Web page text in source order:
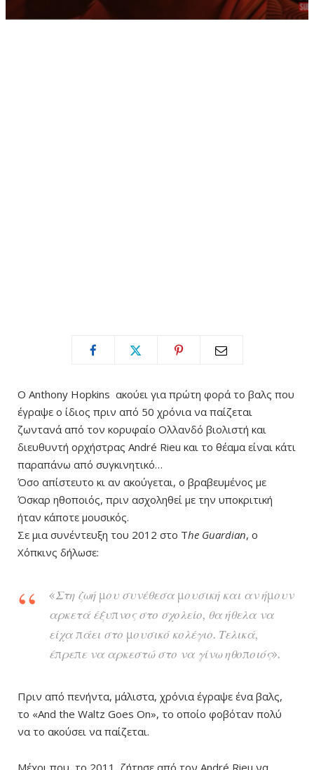
O Anthony Hopkins ακούει για πρώτη φορά το βαλς που
έγραψε ο ίδιος πριν από 50 χρόνια να παίζεται
ζωντανά από τον κορυφαίο Ολλανδό βιολιστή και
διευθυντή ορχήστρας André Rieu και το θέαμα είναι κάτι
παραπάνω από συγκινητικό…
Όσο απίστευτο κι αν ακούγεται, ο βραβευμένος με
Όσκαρ ηθοποιός, πριν ασχοληθεί με την υποκριτική
ήταν κάποτε μουσικός.
Σε μια συνέντευξη του 2012 στο The Guardian, ο
Χόπκινς δήλωσε:
«Στη ζωή μου συνέθεσα μουσική και αν ήμουν
αρκετά έξυπνος στο σχολείο, θα ήθελα να
είχα πάει στο μουσικό κολέγιο. Τελικά,
έπρεπε να αρκεστώ στο να γίνω ηθοποιός».
Πριν από πενήντα, μάλιστα, χρόνια έγραψε ένα βαλς,
το «And the Waltz Goes On», το οποίο φοβόταν πολύ
να το ακούσει να παίζεται.
Μέχρι που, το 2011, ζήτησε από τον André Rieu να